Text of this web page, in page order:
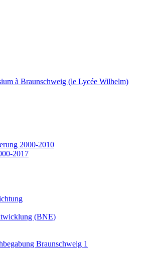
à Braunschweig (le Lycée Wilhelm)
2000-2010
2017
(BNE)
Braunschweig 1